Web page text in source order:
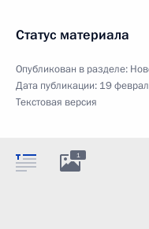
Статус материала
Опубликован в разделе:
Дата публикации: 19
Текстовая версия
1